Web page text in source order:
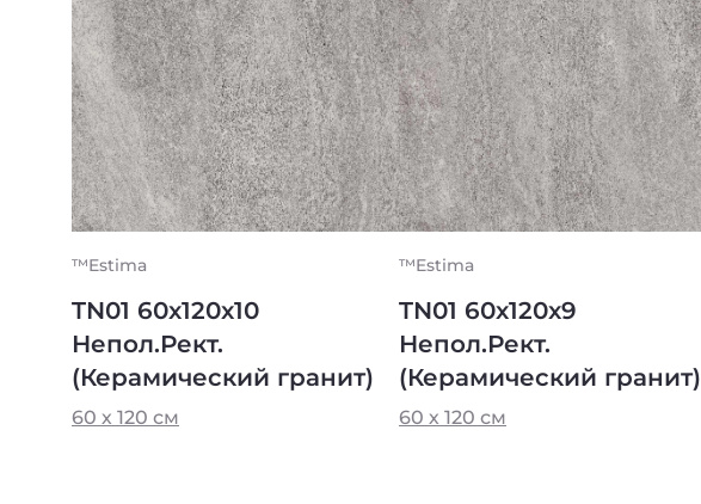
™Estima
TN01 60x120x10
Непол.Рект.
(Керамический гранит)
60 х 120 см
™Estima
TN01 60x120x9
Непол.Рект.
(Керамический гранит)
60 х 120 см